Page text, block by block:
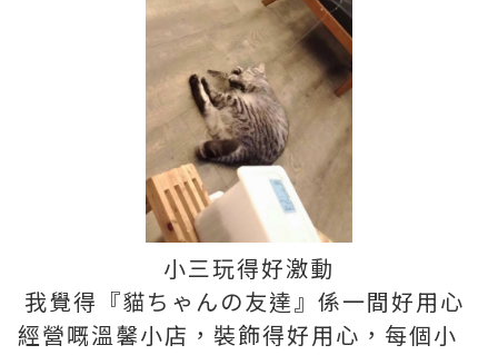
小三玩得好激動
我覺得『貓ちゃんの友達』係一間好用心
經營嘅溫馨小店，裝飾得好用心，每個小